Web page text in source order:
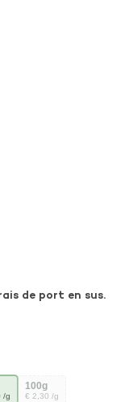
de port en sus.
/g
100g
€ 2,30 /g